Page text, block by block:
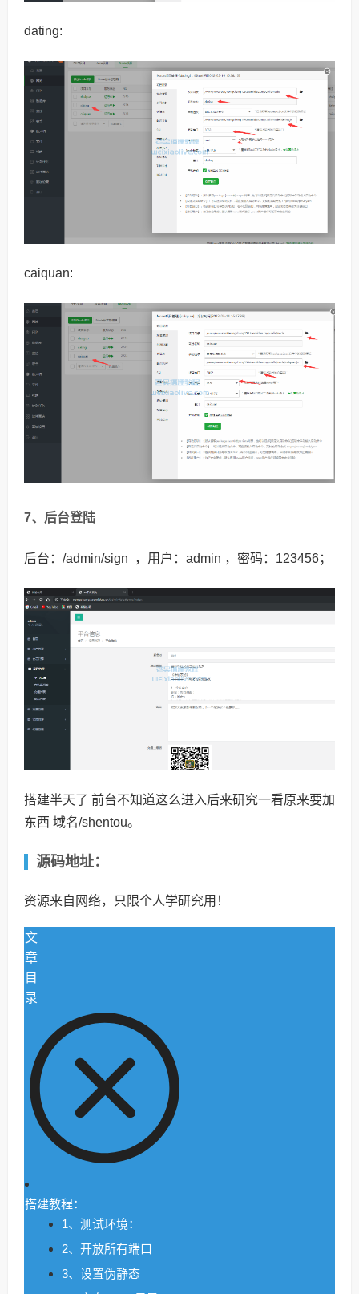
dating:
caiquan:
7、后台登陆
后台：/admin/sign ，用户：admin ，密码：123456；
搭建半天了 前台不知道这么进入后来研究一看原来要加
东西 域名/shentou。
源码地址：
资源来自网络，只限个人学研究用！
文
章
目
录
搭建教程：
1、测试环境：
2、开放所有端口
3、设置伪静态